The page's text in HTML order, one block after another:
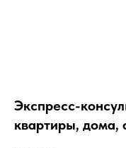
Экспресс-
квартиры, дома,